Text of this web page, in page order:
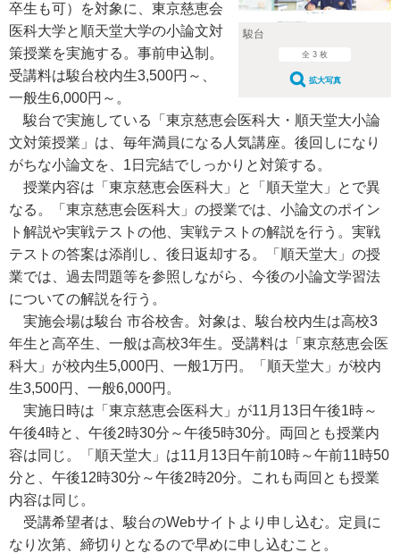
駿台
全 3 枚
拡大写真
卒生も可）を対象に、東京慈恵会
医科大学と順天堂大学の小論文対
策授業を実施する。事前申込制。
受講料は駿台校内生3,500円～、
一般生6,000円～。
駿台で実施している「東京慈恵会医科大・順天堂大小論
文対策授業」は、毎年満員になる人気講座。後回しになり
がちな小論文を、1日完結でしっかりと対策する。
授業内容は「東京慈恵会医科大」と「順天堂大」とで異
なる。「東京慈恵会医科大」の授業では、小論文のポイン
ト解説や実戦テストの他、実戦テストの解説を行う。実戦
テストの答案は添削し、後日返却する。「順天堂大」の授
業では、過去問題等を参照しながら、今後の小論文学習法
についての解説を行う。
実施会場は駿台 市谷校舎。対象は、駿台校内生は高校3
年生と高卒生、一般は高校3年生。受講料は「東京慈恵会医
科大」が校内生5,000円、一般1万円。「順天堂大」が校内
生3,500円、一般6,000円。
実施日時は「東京慈恵会医科大」が11月13日午後1時～
午後4時と、午後2時30分～午後5時30分。両回とも授業内
容は同じ。「順天堂大」は11月13日午前10時～午前11時50
分と、午後12時30分～午後2時20分。これも両回とも授業
内容は同じ。
受講希望者は、駿台のWebサイトより申し込む。定員に
なり次第、締切りとなるので早めに申し込むこと。